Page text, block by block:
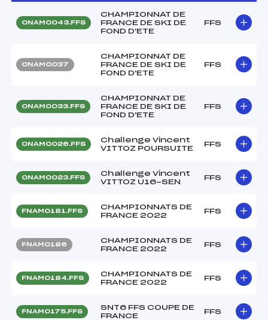
ONAM0043.FFS
CHAMPIONNAT DE
FRANCE DE SKI DE
FOND D'ETE
FFS
ONAM0037
CHAMPIONNAT DE
FRANCE DE SKI DE
FOND D'ETE
FFS
ONAM0033.FFS
CHAMPIONNAT DE
FRANCE DE SKI DE
FOND D'ETE
FFS
ONAM0026.FFS
Challenge Vincent
VITTOZ POURSUITE
FFS
ONAM0023.FFS
Challenge Vincent
VITTOZ U16-SEN
FFS
FNAM0181.FFS
CHAMPIONNATS DE
FRANCE 2022
FFS
FNAM0186
CHAMPIONNATS DE
FRANCE 2022
FFS
FNAM0184.FFS
CHAMPIONNATS DE
FRANCE 2022
FFS
FNAM0175.FFS
SNT6 FFS COUPE DE
FRANCE
FFS